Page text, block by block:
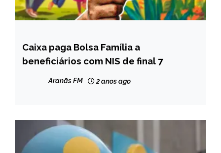
BRASIL
NOTÍCIAS
Caixa paga Bolsa Família a
beneficiários com NIS de final 7
Aranãs FM 2 anos ago